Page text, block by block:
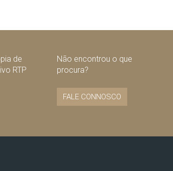
de
RTP
Não encontrou o que
procura?
FALE CONNOSCO